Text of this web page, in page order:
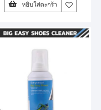
หยิบใส่ตะกร้า